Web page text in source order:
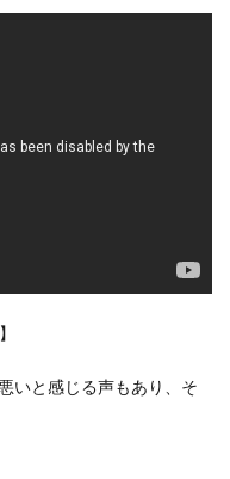
いと感じる声もあり、そ